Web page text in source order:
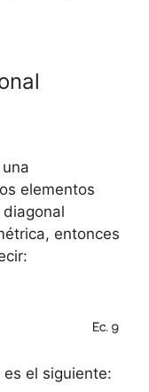
elementos
entonces
el siguiente: